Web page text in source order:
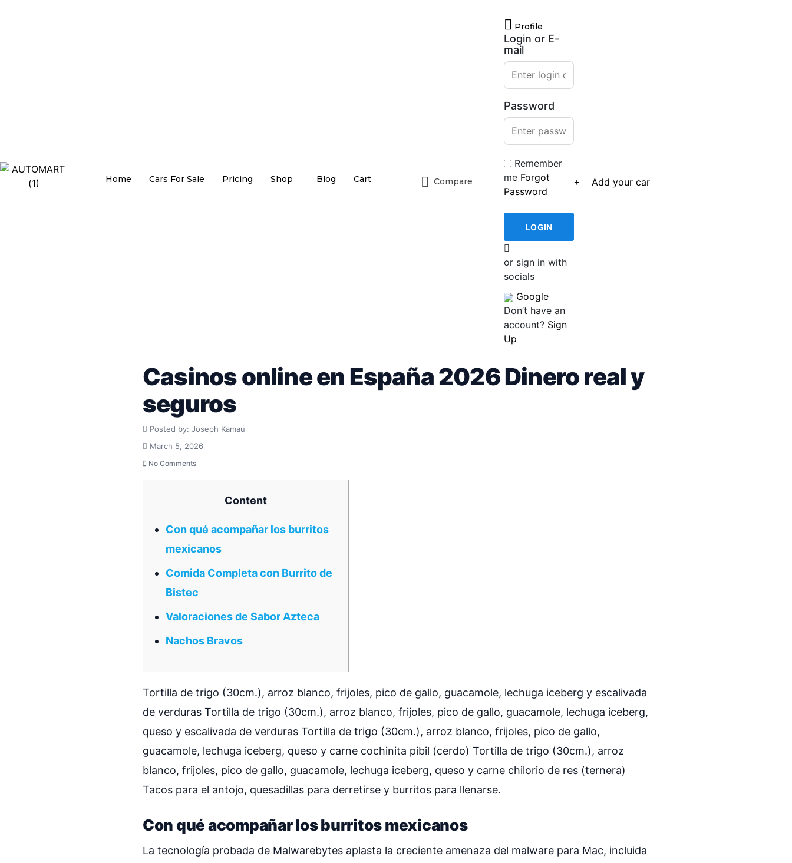
Home Cars For Sale Pricing Shop Blog Cart Compare
Profile
Login or E-
mail
Password
Remember
me Forgot
Password
or sign in with
socials
Google
Don’t have an
account? Sign
Up
Add your car
Casinos online en España 2026 Dinero real y
seguros
Posted by: Joseph Kamau
March 5, 2026
No Comments
Content
Con qué acompañar los burritos
mexicanos
Comida Completa con Burrito de
Bistec
Valoraciones de Sabor Azteca
Nachos Bravos
Tortilla de trigo (30cm.), arroz blanco, frijoles, pico de gallo, guacamole, lechuga iceberg y escalivada
de verduras Tortilla de trigo (30cm.), arroz blanco, frijoles, pico de gallo, guacamole, lechuga iceberg,
queso y escalivada de verduras Tortilla de trigo (30cm.), arroz blanco, frijoles, pico de gallo,
guacamole, lechuga iceberg, queso y carne cochinita pibil (cerdo) Tortilla de trigo (30cm.), arroz
blanco, frijoles, pico de gallo, guacamole, lechuga iceberg, queso y carne chilorio de res (ternera)
Tacos para el antojo, quesadillas para derretirse y burritos para llenarse.
Con qué acompañar los burritos mexicanos
La tecnología probada de Malwarebytes aplasta la creciente amenaza del malware para Mac, incluida